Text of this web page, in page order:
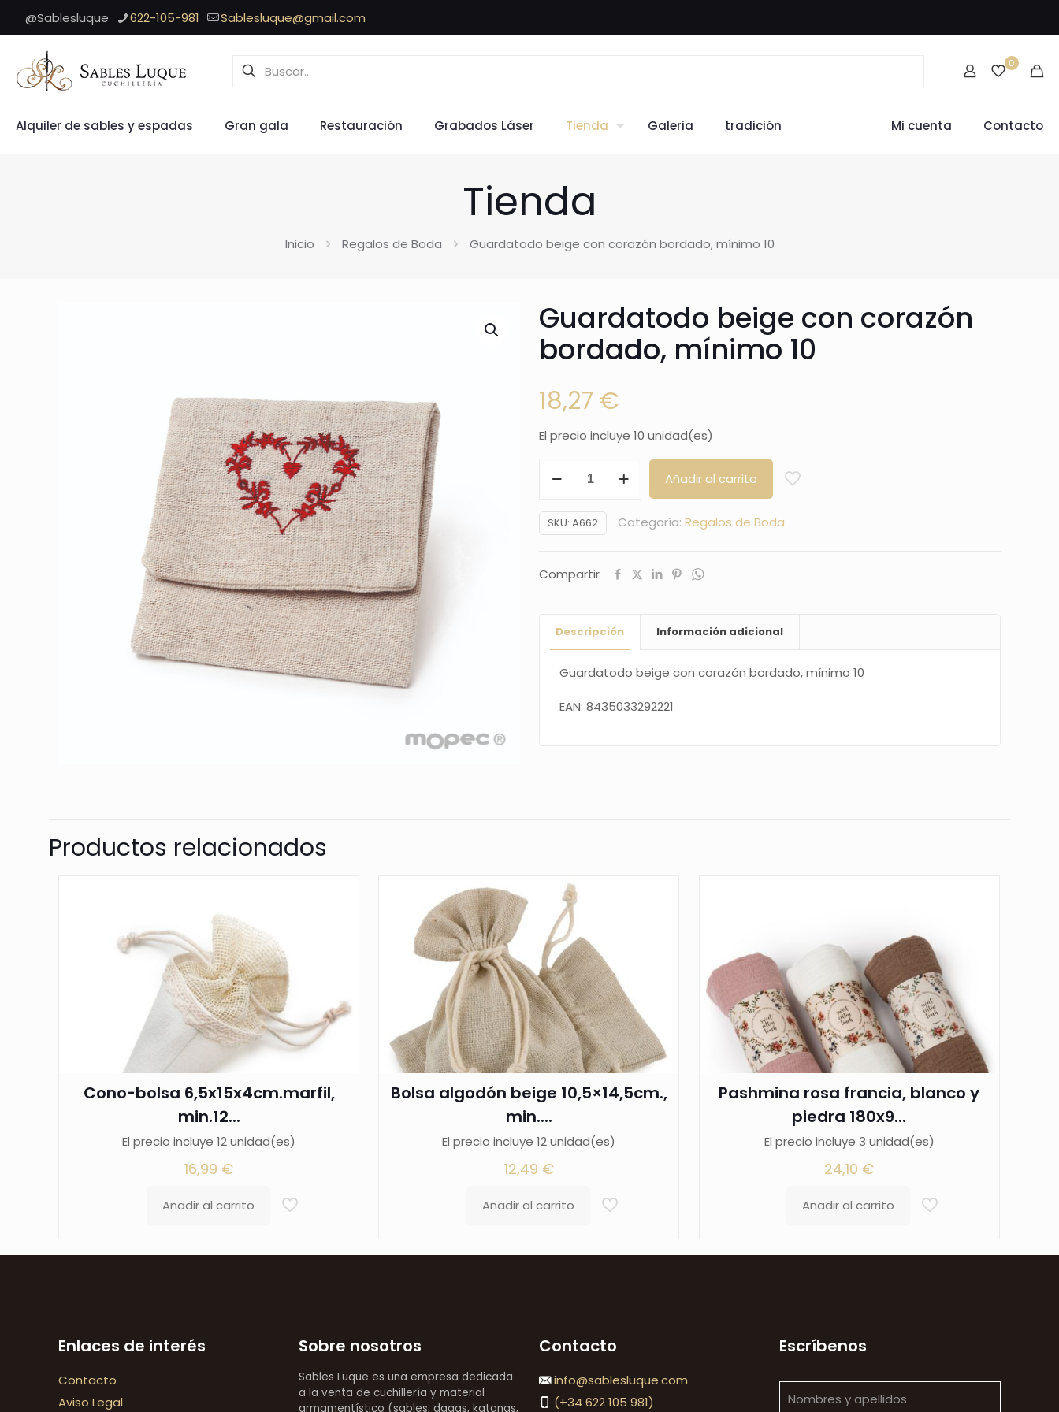
@Sablesluque 622-105-981 Sablesluque@gmail.com
0
Alquiler de sables y espadas Gran gala Restauración Grabados Láser Tienda Galeria tradición Mi cuenta Contacto
Tienda
Inicio Regalos de Boda Guardatodo beige con corazón bordado, mínimo 10
Guardatodo beige con corazón
bordado, mínimo 10
18,27 €
El precio incluye 10 unidad(es)
con
corazón
mínimo
Añadir al carrito
SKU: A662 Categoría: Regalos de Boda
Compartir
Descripción Información adicional
Guardatodo beige con corazón bordado, mínimo 10
EAN: 8435033292221
Productos relacionados
Cono-bolsa 6,5x15x4cm.marfil,
min.12...
El precio incluye 12 unidad(es)
16,99 €
Añadir al carrito
Bolsa algodón beige 10,5×14,5cm.,
min....
El precio incluye 12 unidad(es)
12,49 €
Añadir al carrito
Pashmina rosa francia, blanco y
piedra 180x9...
El precio incluye 3 unidad(es)
24,10 €
Añadir al carrito
Enlaces de interés
Contacto
Aviso Legal
Sobre nosotros
Sables Luque es una empresa dedicada
a la venta de cuchillería y material
armamentístico (sables, dagas, katanas,
Contacto
info@sablesluque.com
(+34 622 105 981)
Escríbenos